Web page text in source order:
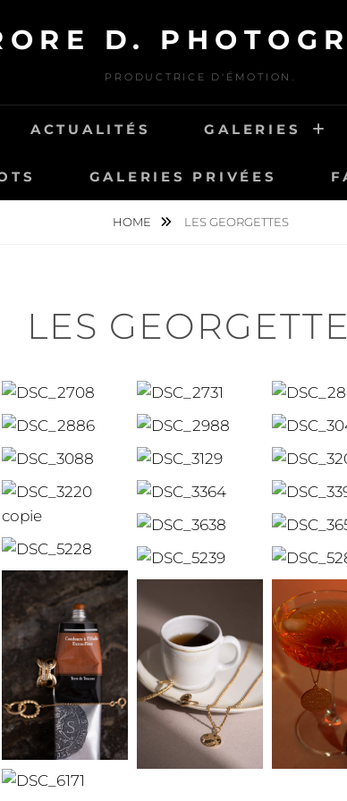
D.
PRODUCTRICE D'ÉMOTION.
ACTUALITÉS GALERIES
GALERIES PRIVÉES
HOME LES GEORGETTES
LES